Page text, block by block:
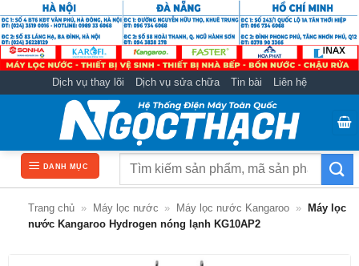
qua
nội
dung
Dịch vụ thay lõi Dịch vụ sửa chữa Tin bài Liên hệ
DANH MỤC
Tìm
Trang chủ » Máy lọc nước » Máy lọc nước Kangaroo »
Máy lọc
nước Kangaroo Hydrogen nóng lạnh KG10AP2